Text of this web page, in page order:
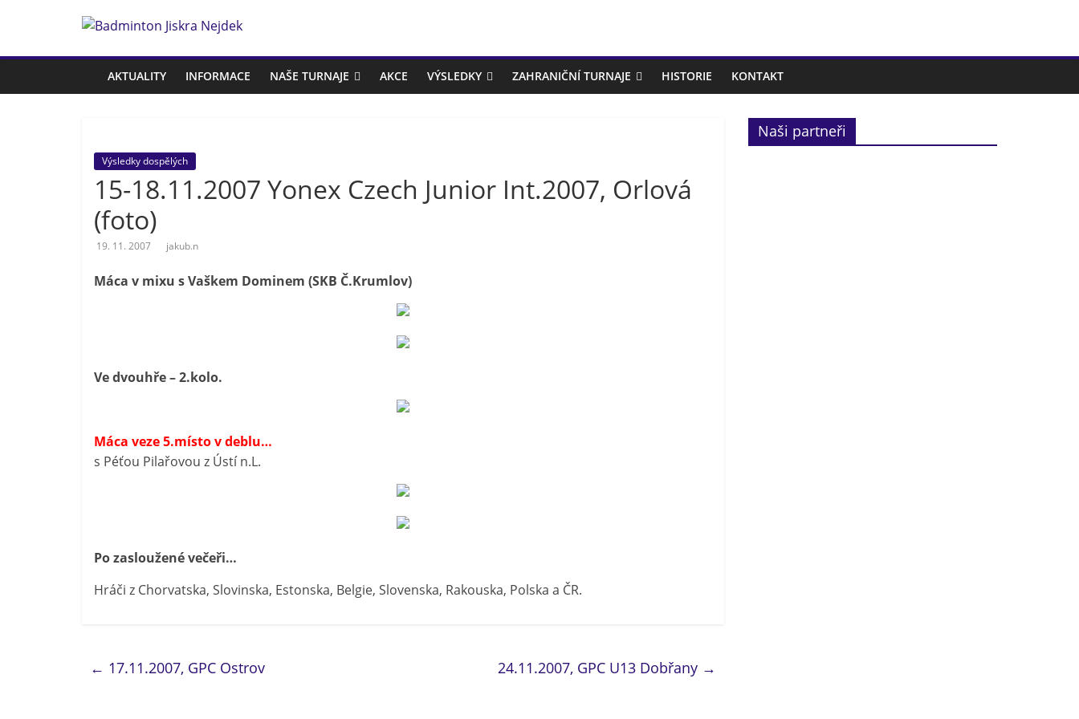
Badminton
Jiskra
Badmintonový
oddíl
Nejdek
AKTUALITY INFORMACE NAŠE TURNAJE AKCE VÝSLEDKY ZAHRANIČNÍ TURNAJE HISTORIE KONTAKT
Výsledky dospělých
15-18.11.2007 Yonex Czech Junior Int.2007, Orlová
(foto)
19. 11. 2007 jakub.n
Máca v mixu s Vaškem Dominem (SKB Č.Krumlov)
Ve dvouhře – 2.kolo.
Máca veze 5.místo v deblu…
s Péťou Pilařovou z Ústí n.L.
Po zasloužené večeři…
Hráči z Chorvatska, Slovinska, Estonska, Belgie, Slovenska, Rakouska, Polska a ČR.
← 17.11.2007, GPC Ostrov 24.11.2007, GPC U13 Dobřany →
Naši partneři